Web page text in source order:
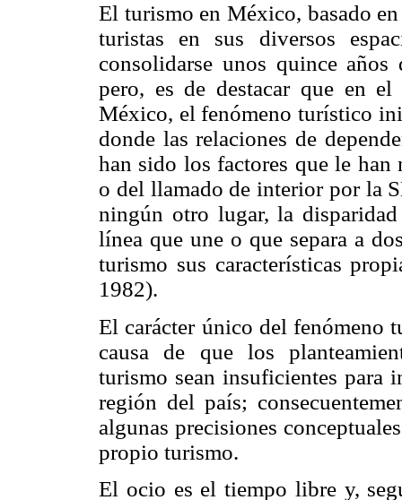
El turismo en México, basado
turistas en sus diversos
consolidarse unos quince
pero, es de destacar que en
México, el fenómeno turístico
donde las relaciones de
han sido los factores que le
o del llamado de interior por la
ningún otro lugar, la
línea que une o que separa a
turismo sus características
1982).
El carácter único del fenómeno
causa de que los
turismo sean insuficientes para
región del país;
algunas precisiones
propio turismo.
El ocio es el tiempo libre y,